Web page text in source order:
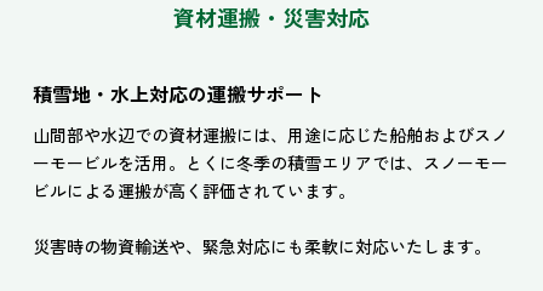
資材運搬・災害対応
積雪地・水上対応の運搬サポート
山間部や水辺での資材運搬には、用途に応じた船舶およびスノ
ーモービルを活用。とくに冬季の積雪エリアでは、スノーモー
ビルによる運搬が高く評価されています。
災害時の物資輸送や、緊急対応にも柔軟に対応いたします。